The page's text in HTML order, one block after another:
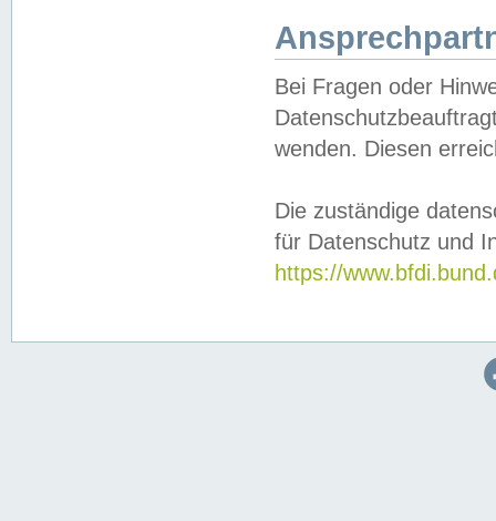
Bei Fragen oder
wenden. Diesen
Die zuständige
für Datenschutz und
https://